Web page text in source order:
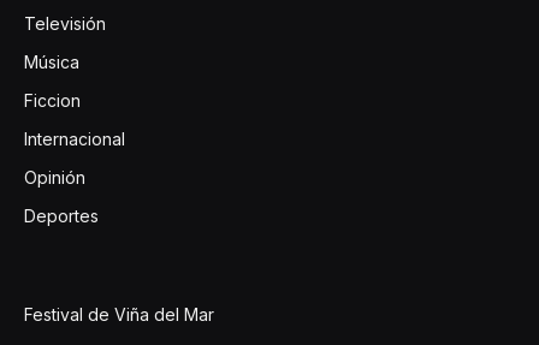
Televisión
Música
Ficcion
Internacional
Opinión
Deportes
Festival de Viña del Mar